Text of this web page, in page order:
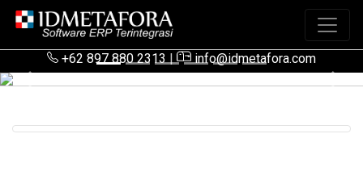
+62 897 880 2313|
info@idmetafora.com
Previous
Next